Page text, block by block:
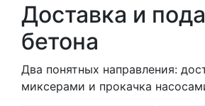
Доставка и
бетона
Два понятных направления:
миксерами и прокачка